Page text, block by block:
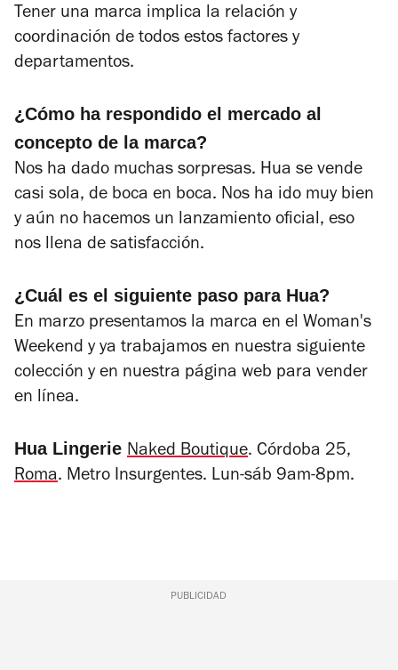
Tener una marca implica la relación y
coordinación de todos estos factores y
departamentos.
¿Cómo ha respondido el mercado al
concepto de la marca?
Nos ha dado muchas sorpresas. Hua se vende
casi sola, de boca en boca. Nos ha ido muy bien
y aún no hacemos un lanzamiento oficial, eso
nos llena de satisfacción.
¿Cuál es el siguiente paso para Hua?
En marzo presentamos la marca en el Woman's
Weekend y ya trabajamos en nuestra siguiente
colección y en nuestra página web para vender
en línea.
Hua Lingerie Naked Boutique. Córdoba 25,
Roma. Metro Insurgentes. Lun-sáb 9am-8pm.
PUBLICIDAD